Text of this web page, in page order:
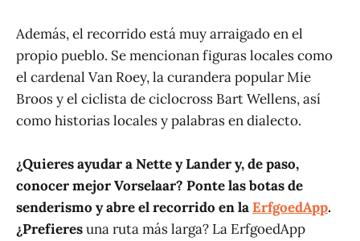
Además, el recorrido está muy arraigado en el
propio pueblo. Se mencionan figuras locales como
el cardenal Van Roey, la curandera popular Mie
Broos y el ciclista de ciclocross Bart Wellens, así
como historias locales y palabras en dialecto.
¿Quieres ayudar a Nette y Lander y, de paso,
conocer mejor Vorselaar? Ponte las botas de
senderismo y abre el recorrido en laErfgoedApp.
¿Prefieresuna ruta más larga? La ErfgoedApp